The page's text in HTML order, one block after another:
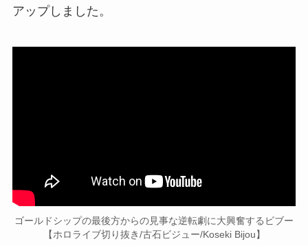
アップしました。
ゴールドシップの最後方からの見事な逆転劇に大興奮するビブー
【ホロライブ切り抜き/古石ビジュー/Koseki Bijou】